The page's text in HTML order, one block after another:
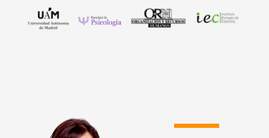
Universidad Autónoma de Madrid
Facultad de Psicología - Universidad
Programas de Máster, Experto y
Instituto Europeo de